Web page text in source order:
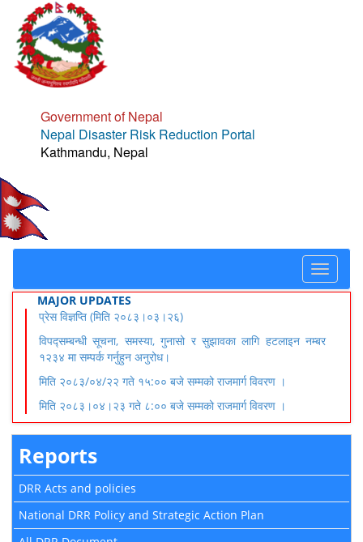
Government of Nepal
Nepal Disaster Risk Reduction Portal
Kathmandu, Nepal
Toggle
MAJOR UPDATES
प्रेस विज्ञप्ति (मिति २०८३।०३।२६)
विपद्सम्बन्धी सूचना, समस्या, गुनासो र सुझावका लागि हटलाइन नम्बर
१२३४ मा सम्पर्क गर्नुहुन अनुरोध।
मिति २०८३/०४/२२ गते १५:०० बजे सम्मको राजमार्ग विवरण ।
मिति २०८३।०४।२३ गते ८:०० बजे सम्मको राजमार्ग विवरण ।
Reports
DRR Acts and policies
National DRR Policy and Strategic Action Plan